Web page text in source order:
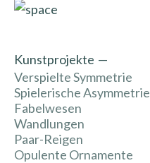
Kunstprojekte
Verspielte Symmetrie
Spielerische Asymmetrie
Fabelwesen
Wandlungen
Paar-Reigen
Opulente Ornamente